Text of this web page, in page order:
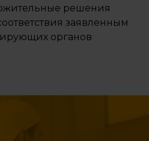
решения
заявленным
органов